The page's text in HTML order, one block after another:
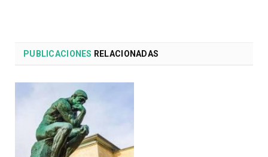
PUBLICACIONES RELACIONADAS